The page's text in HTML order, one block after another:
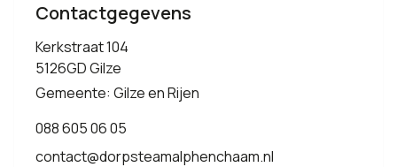
Contactgegevens
Kerkstraat 104
5126GD Gilze
Gemeente: Gilze en Rijen
088 605 06 05
contact@dorpsteamalphenchaam.nl